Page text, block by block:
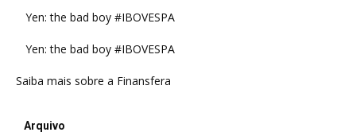
Yen: the bad boy #IBOVESPA
Yen: the bad boy #IBOVESPA
Saiba mais sobre a Finansfera
Arquivo